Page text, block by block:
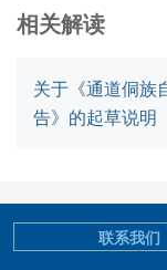
相关解读
关于《通道侗族
告》的起草说明
联系我们